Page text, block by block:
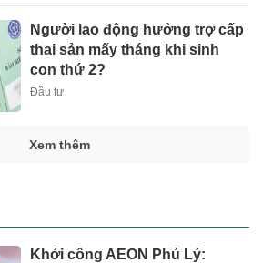
Người lao động hưởng trợ cấp
thai sản mấy tháng khi sinh
con thứ 2?
Đầu tư
Xem thêm
Khởi công AEON Phủ Lý: